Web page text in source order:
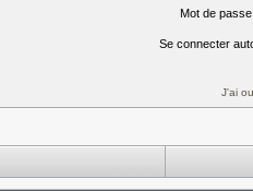
Mot de
Se connecter
J'ai